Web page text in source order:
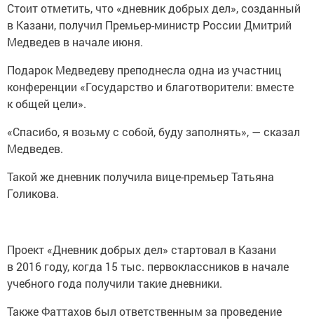
Стоит отметить, что «дневник добрых дел», созданный
в Казани, получил Премьер-министр России Дмитрий
Медведев в начале июня.
Подарок Медведеву преподнесла одна из участниц
конференции «Государство и благотворители: вместе
к общей цели».
«Спасибо, я возьму с собой, буду заполнять», — сказал
Медведев.
Такой же дневник получила вице-премьер Татьяна
Голикова.
Проект «Дневник добрых дел» стартовал в Казани
в 2016 году, когда 15 тыс. первоклассников в начале
учебного года получили такие дневники.
Также Фаттахов был ответственным за проведение